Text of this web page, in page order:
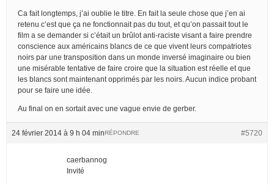
Ca fait longtemps, j’ai oublie le titre. En fait la seule chose que j’en ai
retenu c’est que ça ne fonctionnait pas du tout, et qu’on passait tout le
film a se demander si c’était un brûlot anti-raciste visant a faire prendre
conscience aux américains blancs de ce que vivent leurs compatriotes
noirs par une transposition dans un monde inversé imaginaire ou bien
une misérable tentative de faire croire que la situation est réelle et que
les blancs sont maintenant opprimés par les noirs. Aucun indice probant
pour se faire une idée.
Au final on en sortait avec une vague envie de gerber.
24 février 2014 à 9 h 04 min #5720
RÉPONDRE
caerbannog
Invité